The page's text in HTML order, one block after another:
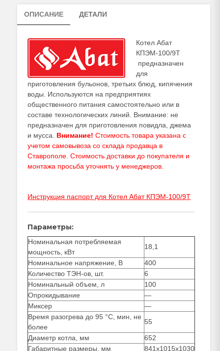
ОПИСАНИЕ ДЕТАЛИ
Котел Абат
КПЭМ-100/9Т
предназначен
для
приготовления бульонов, третьих блюд, кипячения
воды. Используются на предприятиях
общественного питания самостоятельно или в
составе технологических линий. Внимание: не
предназначен для приготовления повидла, джема
и мусса. Внимание! Стоимость товара указана с
учетом самовывоза со склада продавца в
Ставрополе. Стоимость доставки до покупателя и
монтажа просьба уточнять у менеджеров
Инструкция паспорт для Котел Абат КПЭМ-100/9Т
Параметры:
Номинальная потребляемая
мощность, кВт
18,1
Номинальное напряжение, В
400
Количество ТЭН-ов, шт.
6
Номинальный объем, л
100
Опрокидывание
—
Миксер
—
Время разогрева до 95 °C, мин, не
более
55
Диаметр котла, мм
652
Габаритные размеры, мм
841x1015x1030